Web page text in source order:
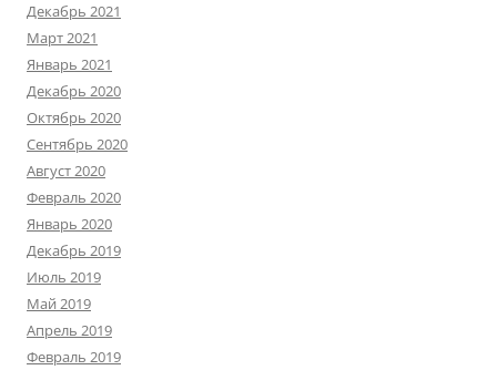
Декабрь 2021
Март 2021
Январь 2021
Декабрь 2020
Октябрь 2020
Сентябрь 2020
Август 2020
Февраль 2020
Январь 2020
Декабрь 2019
Июль 2019
Май 2019
Апрель 2019
Февраль 2019